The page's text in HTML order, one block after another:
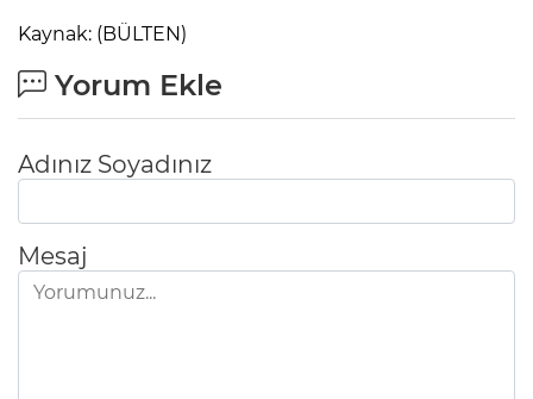
Kaynak: (BÜLTEN)
Yorum Ekle
Adınız Soyadınız
Mesaj